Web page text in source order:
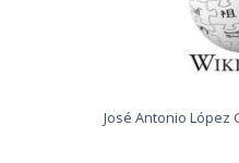
José Antonio López